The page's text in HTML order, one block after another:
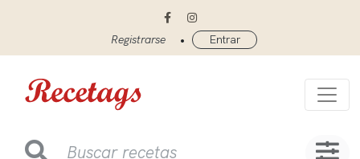
Registrarse • Entrar